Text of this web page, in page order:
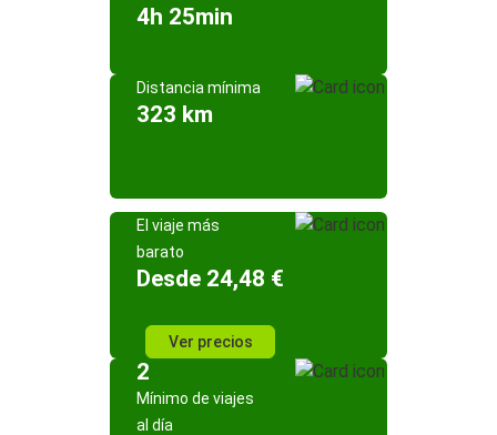
4h 25min
Distancia mínima
323 km
El viaje más
barato
Desde 24,48 €
Ver precios
2
Mínimo de viajes
al día